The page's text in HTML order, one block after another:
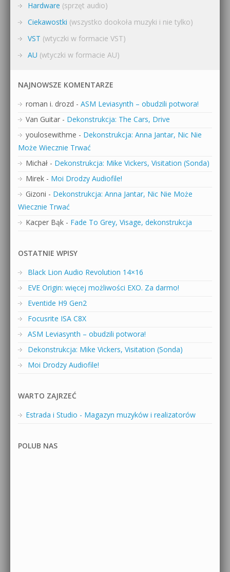
Hardware (sprzęt audio)
Ciekawostki (wszystko dookoła muzyki i nie tylko)
VST (wtyczki w formacie VST)
AU (wtyczki w formacie AU)
NAJNOWSZE KOMENTARZE
roman i. drozd - ASM Leviasynth – obudzili potwora!
Van Guitar - Dekonstrukcja: The Cars, Drive
youlosewithme - Dekonstrukcja: Anna Jantar, Nic Nie
Może Wiecznie Trwać
Michał - Dekonstrukcja: Mike Vickers, Visitation (Sonda)
Mirek - Moi Drodzy Audiofile!
Gizoni - Dekonstrukcja: Anna Jantar, Nic Nie Może
Wiecznie Trwać
Kacper Bąk - Fade To Grey, Visage, dekonstrukcja
OSTATNIE WPISY
Black Lion Audio Revolution 14×16
EVE Origin: więcej możliwości EXO. Za darmo!
Eventide H9 Gen2
Focusrite ISA C8X
ASM Leviasynth – obudzili potwora!
Dekonstrukcja: Mike Vickers, Visitation (Sonda)
Moi Drodzy Audiofile!
WARTO ZAJRZEĆ
Estrada i Studio - Magazyn muzyków i realizatorów
POLUB NAS